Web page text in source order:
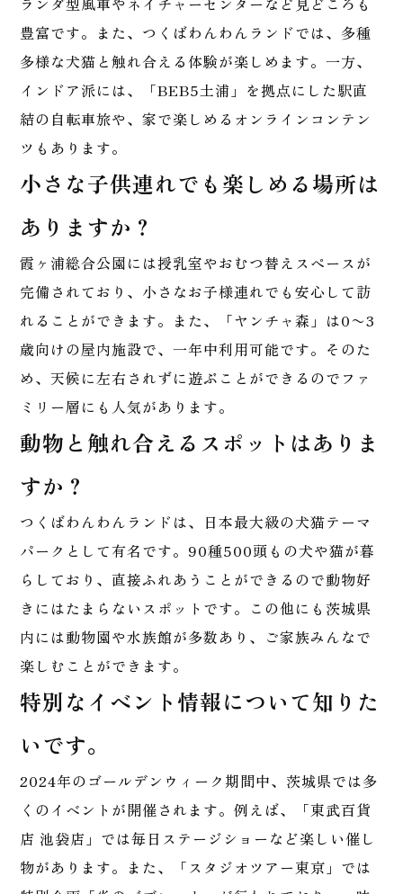
豊富です。また、つくばわんわんランドでは、多種
多様な犬猫と触れ合える体験が楽しめます。一方、
インドア派には、「BEB5土浦」を拠点にした駅直
結の自転車旅や、家で楽しめるオンラインコンテン
ツもあります。
小さな子供連れでも楽しめる場所は
ありますか？
霞ヶ浦総合公園には授乳室やおむつ替えスペースが
完備されており、小さなお子様連れでも安心して訪
れることができます。また、「ヤンチャ森」は0〜3
歳向けの屋内施設で、一年中利用可能です。そのた
め、天候に左右されずに遊ぶことができるのでファ
ミリー層にも人気があります。
動物と触れ合えるスポットはありま
すか？
つくばわんわんランドは、日本最大級の犬猫テーマ
パークとして有名です。90種500頭もの犬や猫が暮
らしており、直接ふれあうことができるので動物好
きにはたまらないスポットです。この他にも茨城県
内には動物園や水族館が多数あり、ご家族みんなで
楽しむことができます。
特別なイベント情報について知りた
いです。
2024年のゴールデンウィーク期間中、茨城県では多
くのイベントが開催されます。例えば、「東武百貨
店 池袋店」では毎日ステージショーなど楽しい催し
物があります。また、「スタジオツアー東京」では